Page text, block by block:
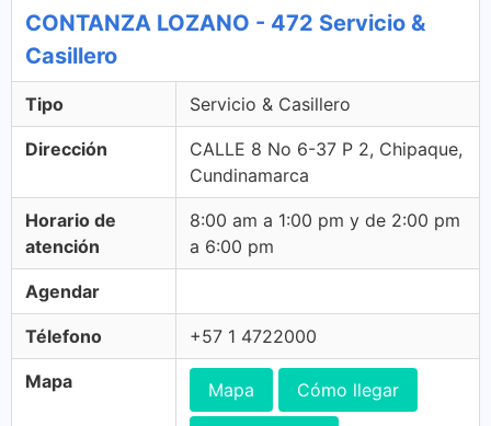
CONTANZA LOZANO - 472 Servicio &
Casillero
Tipo Servicio & Casillero
Dirección
CALLE 8 No 6-37 P 2, Chipaque,
Cundinamarca
Horario de
atención
8:00 am a 1:00 pm y de 2:00 pm
a 6:00 pm
Agendar
Télefono +57 1 4722000
Mapa Mapa Cómo llegar